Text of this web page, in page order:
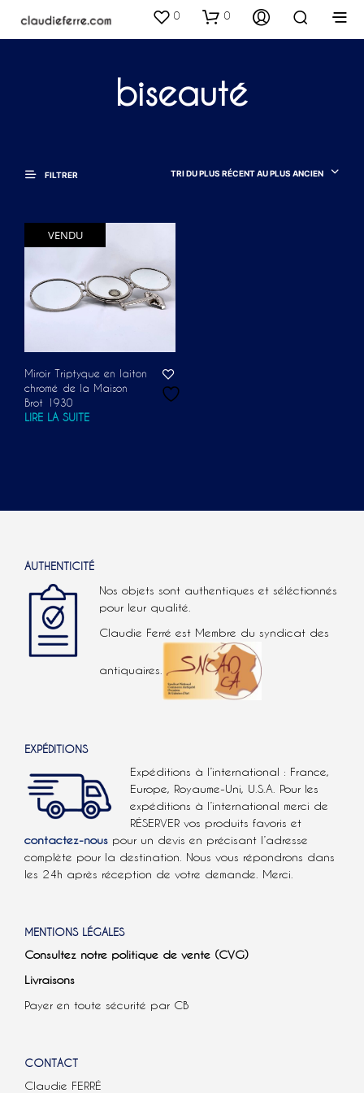
0 0
biseauté
FILTRER TRI DU PLUS RÉCENT AU PLUS ANCIEN
VENDU
Miroir Triptyque en laiton
chromé de la Maison
Brot 1930
LIRE LA SUITE
AUTHENTICITÉ
Nos objets sont authentiques et séléctionnés
pour leur qualité.
Claudie Ferré est Membre du syndicat des
antiquaires.
EXPÉDITIONS
Expéditions à l’international : France,
Europe, Royaume-Uni, U.S.A. Pour les
expéditions à l’international merci de
RÉSERVER vos produits favoris et
contactez-nous pour un devis en précisant l’adresse
complète pour la destination. Nous vous répondrons dans
les 24h après réception de votre demande. Merci.
MENTIONS LÉGALES
Consultez notre politique de vente (CVG)
Livraisons
Payer en toute sécurité par CB
CONTACT
Claudie FERRÉ